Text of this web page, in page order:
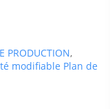
PRODUCTION,
modifiable Plan de